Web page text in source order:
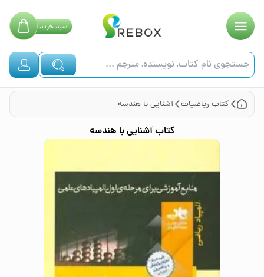
سبدخرید
کتاب ریاضیات آشنایی با هندسه
کتابآشنایی با هندسه